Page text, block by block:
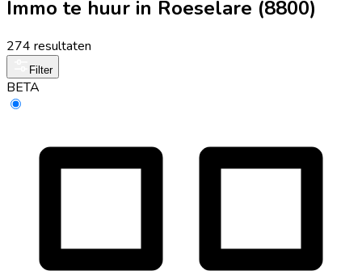
Immo te huur in Roeselare (8800)
274 resultaten
Filter
BETA